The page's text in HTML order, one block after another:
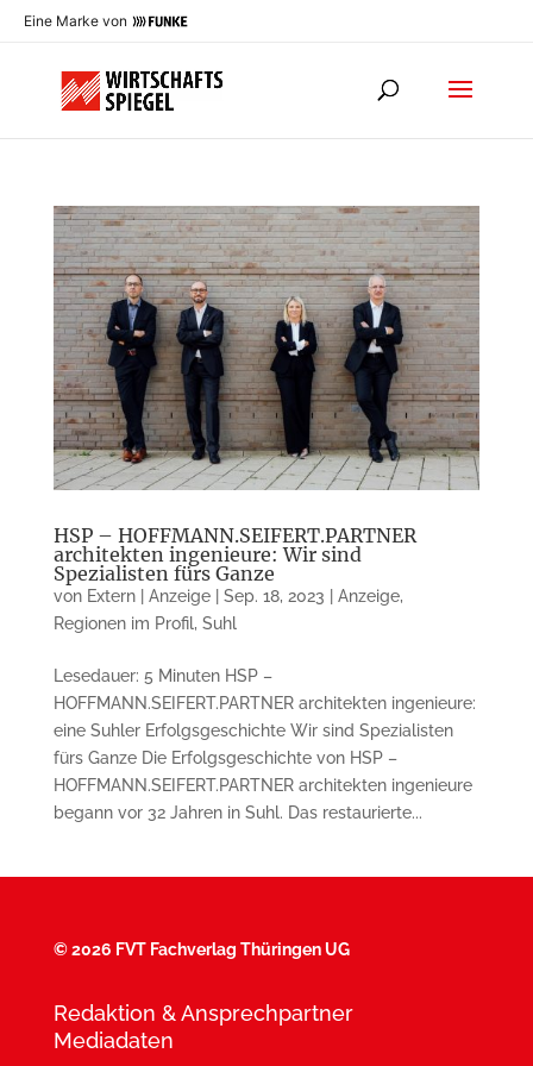
Eine Marke von
HSP – HOFFMANN.SEIFERT.PARTNER
architekten ingenieure: Wir sind
Spezialisten fürs Ganze
von Extern | Anzeige| Sep. 18, 2023 Anzeige,
Regionen im Profil, Suhl
Lesedauer: 5 Minuten HSP –
HOFFMANN.SEIFERT.PARTNER architekten ingenieure:
eine Suhler Erfolgsgeschichte Wir sind Spezialisten
fürs Ganze Die Erfolgsgeschichte von HSP –
HOFFMANN.SEIFERT.PARTNER architekten ingenieure
begann vor 32 Jahren in Suhl. Das restaurierte...
©2026 FVT Fachverlag Thüringen UG
Redaktion & Ansprechpartner
Mediadaten